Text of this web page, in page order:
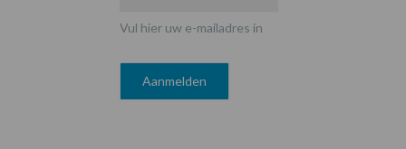
Vul hier uw e-mailadres in